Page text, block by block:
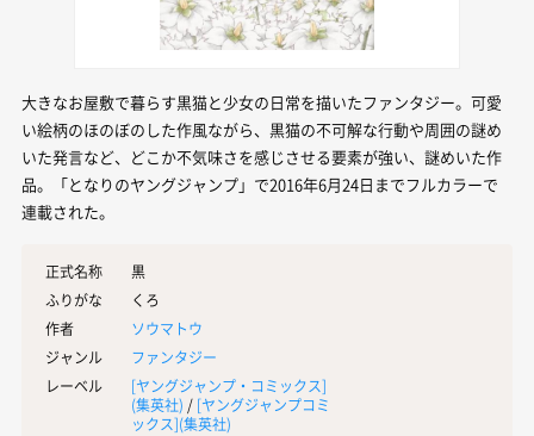
大きなお屋敷で暮らす黒猫と少女の日常を描いたファンタジー。可愛
い絵柄のほのぼのした作風ながら、黒猫の不可解な行動や周囲の謎め
いた発言など、どこか不気味さを感じさせる要素が強い、謎めいた作
品。「となりのヤングジャンプ」で2016年6月24日までフルカラーで
連載された。
正式名称
黒
ふりがな
くろ
作者
ソウマトウ
ジャンル
ファンタジー
レーベル
[ヤングジャンプ・コミックス]
(集英社) / [ヤングジャンプコミ
ックス](集英社)